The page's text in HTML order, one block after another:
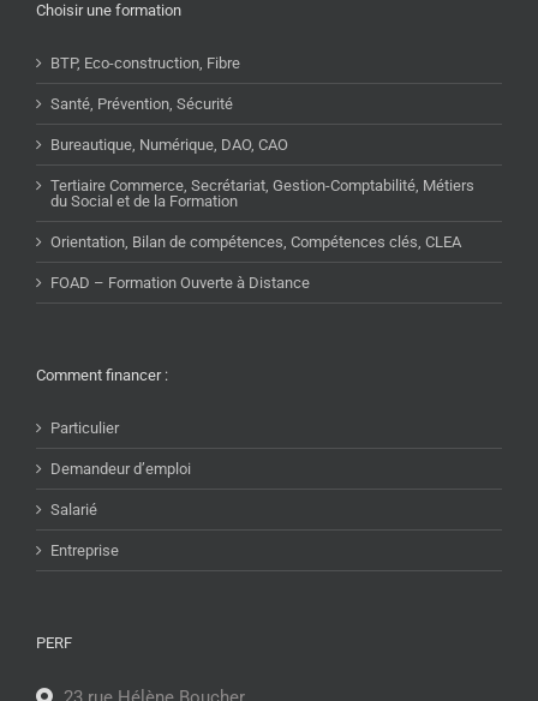
Choisir une formation
BTP, Eco-construction, Fibre
Santé, Prévention, Sécurité
Bureautique, Numérique, DAO, CAO
Tertiaire Commerce, Secrétariat, Gestion-Comptabilité, Métiers
du Social et de la Formation
Orientation, Bilan de compétences, Compétences clés, CLEA
FOAD – Formation Ouverte à Distance
Comment financer :
Particulier
Demandeur d’emploi
Salarié
Entreprise
PERF